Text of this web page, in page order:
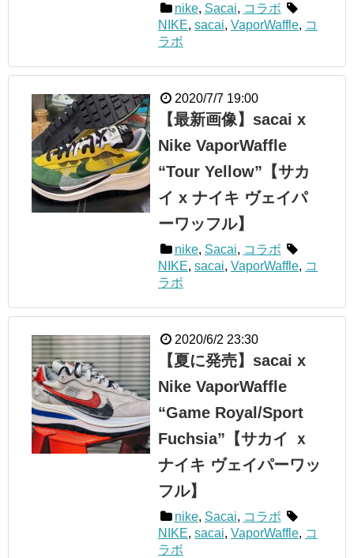
nike, Sacai, コラボ
NIKE, sacai, VaporWaffle, コ
ラボ
2020/7/7 19:00
【最新画像】sacai x
Nike VaporWaffle
“Tour Yellow”【サカ
イ x ナイキ ヴェイパ
ーワッフル】
nike, Sacai, コラボ
NIKE, sacai, VaporWaffle, コ
ラボ
2020/6/2 23:30
【夏に発売】sacai x
Nike VaporWaffle
“Game Royal/Sport
Fuchsia”【サカイ ｘ
ナイキ ヴェイパーワッ
フル】
nike, Sacai, コラボ
NIKE, sacai, VaporWaffle, コ
ラボ